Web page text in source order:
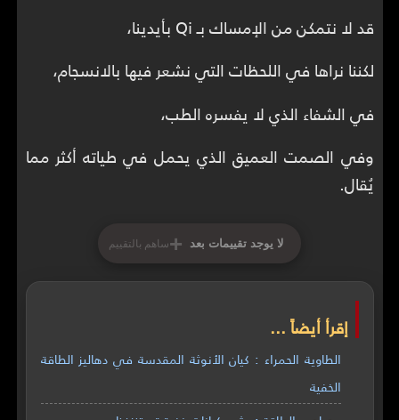
قد لا نتمكن من الإمساك بـ Qi بأيدينا،
لكننا نراها في اللحظات التي نشعر فيها بالانسجام،
في الشفاء الذي لا يفسره الطب،
وفي الصمت العميق الذي يحمل في طياته أكثر مما
يُقال.
لا يوجد تقييمات بعد +ساهم بالتقييم
إقرأ أيضاً ...
الطاوية الحمراء : كيان الأنوثة المقدسة في دهاليز الطاقة
الخفية